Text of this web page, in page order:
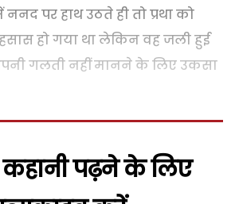
पर हाथ उठते ही तो प्रथा को
हो गया था लेकिन वह जली हुई
गलती नहीं मानने के लिए उकसा
पढ़ने के लिए